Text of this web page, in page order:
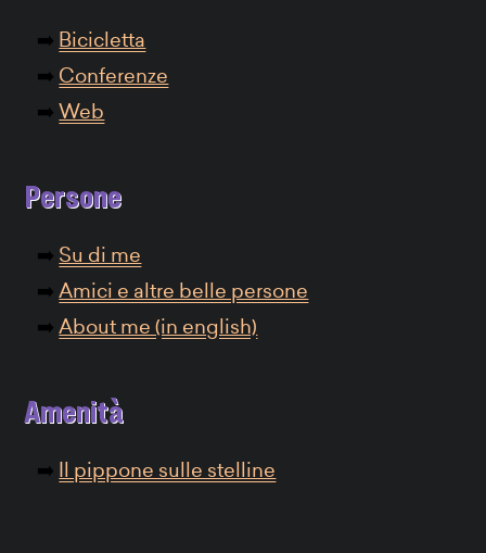
Bicicletta
Conferenze
Web
Persone
Su di me
Amici e altre belle persone
About me (in english)
Amenità
Il pippone sulle stelline